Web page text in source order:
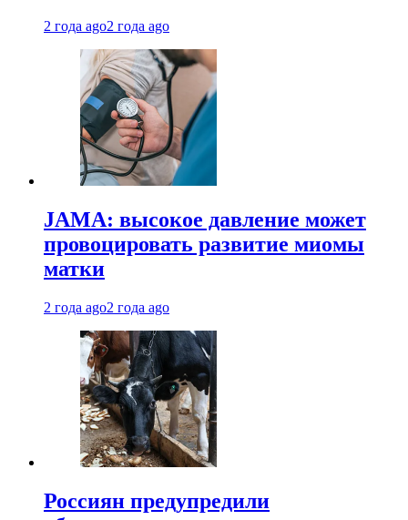
2 года ago2 года ago
JAMA: высокое давление может
провоцировать развитие миомы
матки
2 года ago2 года ago
Россиян предупредили